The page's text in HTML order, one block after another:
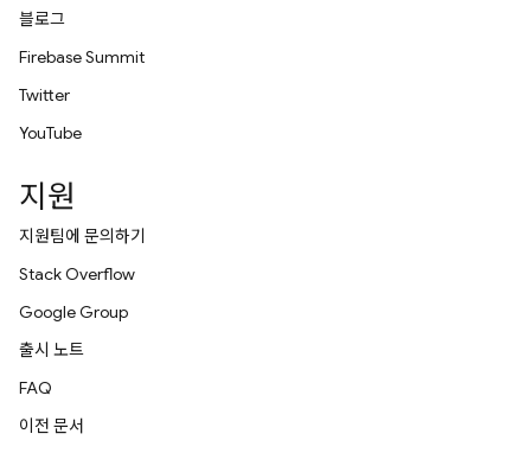
블로그
Firebase Summit
Twitter
YouTube
지원
지원팀에 문의하기
Stack Overflow
Google Group
출시 노트
FAQ
이전 문서